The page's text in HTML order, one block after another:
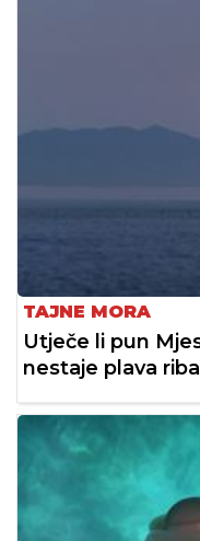
TAJNE MORA
Utječe li pun
nestaje plava